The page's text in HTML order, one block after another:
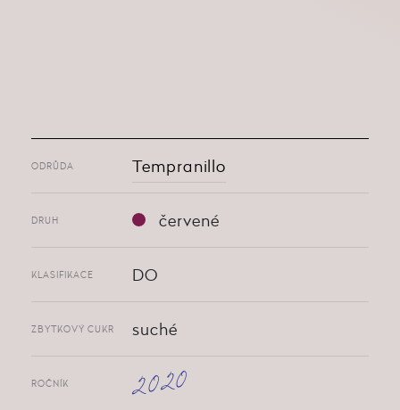
ODRŮDA Tempranillo
DRUH červené
KLASIFIKACE DO
ZBYTKOVÝ CUKR suché
ROČNÍK 2020